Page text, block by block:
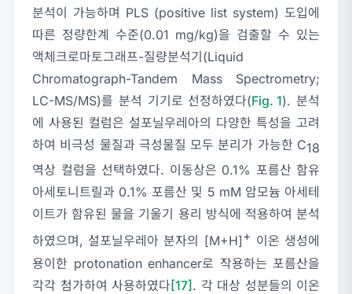
분석이 가능하며 PLS (positive list system) 도입에
따른 정량한계 수준(0.01 mg/kg)을 검출할 수 있는
액체크로마토그래프-질량분석기(Liquid
Chromatograph-Tandem Mass Spectrometry;
LC-MS/MS)를 분석 기기로 선정하였다(Fig. 1). 분석
에 사용된 컬럼은 설포닐우레아의 다양한 특성을 고려
하여 비극성 물질과 극성물질 모두 분리가 가능한 C18
역상 컬럼을 선택하였다. 이동상은 0.1% 포름산 함유
아세토니트릴과 0.1% 포름산 및 5 mM 암모늄 아세테
이트가 함유된 물을 기울기 용리 방식에 적용하여 분석
하였으며, 설포닐우레아 분자의 [M+H]+ 이온 생성에
용이한 protonation enhancer로 작용하는 포름산을
각각 첨가하여 사용하였다[17]. 각 대상 성분들의 이온